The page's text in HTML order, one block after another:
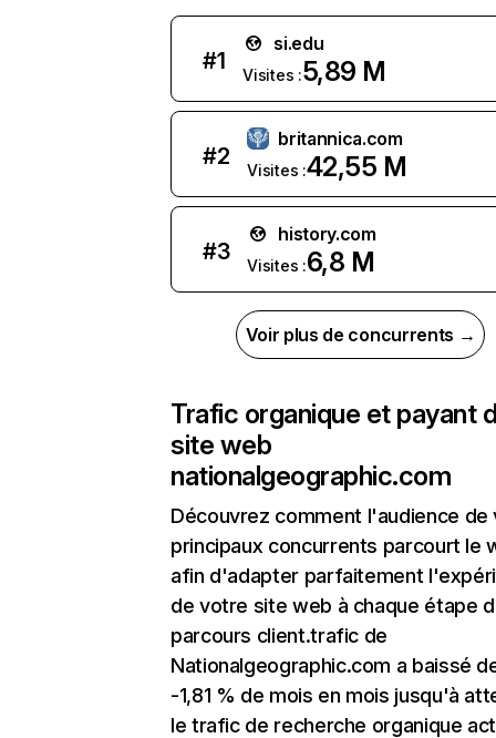
#1
si.edu
Visites :5,89 M
#2
britannica.com
Visites :42,55 M
#3
history.com
Visites :6,8 M
Voir plus de concurrents →
Trafic organique et payant
site web
nationalgeographic.com
Découvrez comment l'audience de
principaux concurrents parcourt le
afin d'adapter parfaitement
de votre site web à chaque étape
parcours client.trafic de
Nationalgeographic.com a baissé
-1,81 % de mois en mois jusqu'à
le trafic de recherche organique